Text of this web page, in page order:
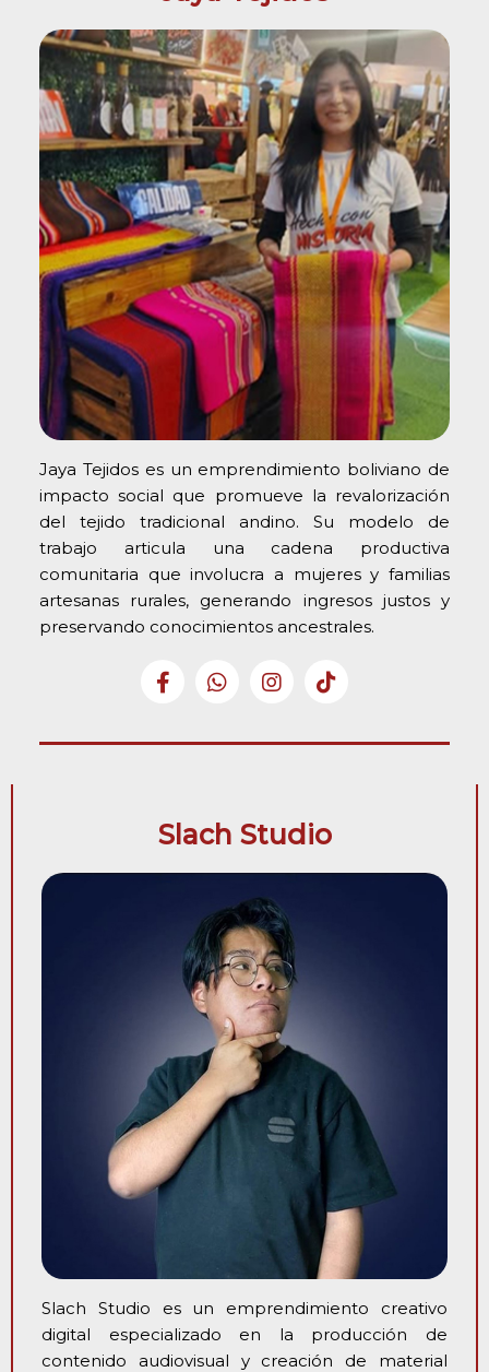
Jaya Tejidos es un emprendimiento boliviano de
impacto social que promueve la revalorización
del tejido tradicional andino. Su modelo de
trabajo articula una cadena productiva
comunitaria que involucra a mujeres y familias
artesanas rurales, generando ingresos justos y
preservando conocimientos ancestrales.
Slach Studio
Slach Studio es un emprendimiento creativo
digital especializado en la producción de
contenido audiovisual y creación de material